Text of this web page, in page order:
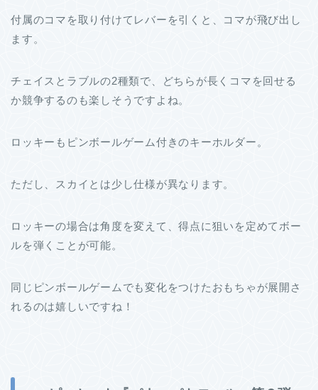
付属のコマを取り付けてレバーを引くと、コマが飛び出し
ます。
チェイスとラブルの2種類で、どちらが長くコマを回せる
か競争するのも楽しそうですよね。
ロッキーもピンボールゲーム付きのキーホルダー。
ただし、スカイとは少し仕様が異なります。
ロッキーの場合は角度を変えて、得点に狙いを定めてボー
ルを弾くことが可能。
同じピンボールゲームでも変化をつけたおもちゃが展開さ
れるのは嬉しいですね！